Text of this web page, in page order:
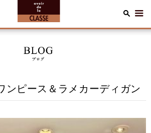
ンピース＆ラメカーディガン